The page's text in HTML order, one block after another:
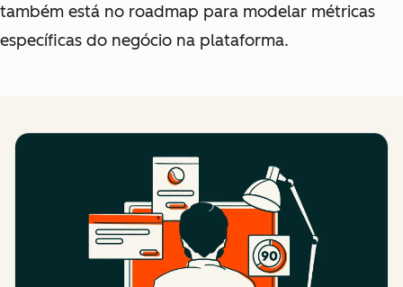
também está no roadmap para modelar métricas
específicas do negócio na plataforma.